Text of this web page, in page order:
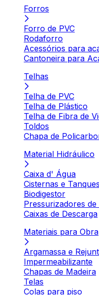
Forros
Forro de PVC
Rodaforro
Acessórios para
Cantoneira para
Telhas
Telha de PVC
Telha de Plástico
Telha de Fibra de
Toldos
Chapa de
Material Hidráulico
Caixa d' Água
Cisternas e Tanques
Biodigestor
Pressurizadores de
Caixas de Descarga
Materiais para Obra
Argamassa e
Impermeabilizante
Chapas de Madeira
Telas
Colas para piso